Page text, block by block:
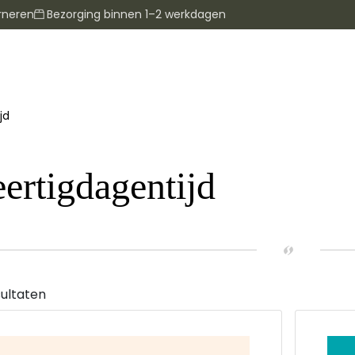
Bezorging binnen 1–2 werkdagen